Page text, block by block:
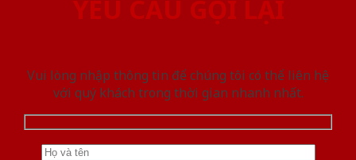
YÊU CẦU GỌI LẠI
Vui lòng nhập thông tin để chúng tôi có thể liên hệ
với quý khách trong thời gian nhanh nhất.